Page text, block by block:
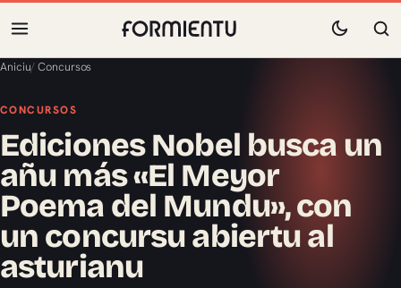
Aniciu/Concursos
CONCURSOS
Ediciones Nobel busca un
añu más «El Meyor
Poema del Mundu», con
un concursu abiertu al
asturianu